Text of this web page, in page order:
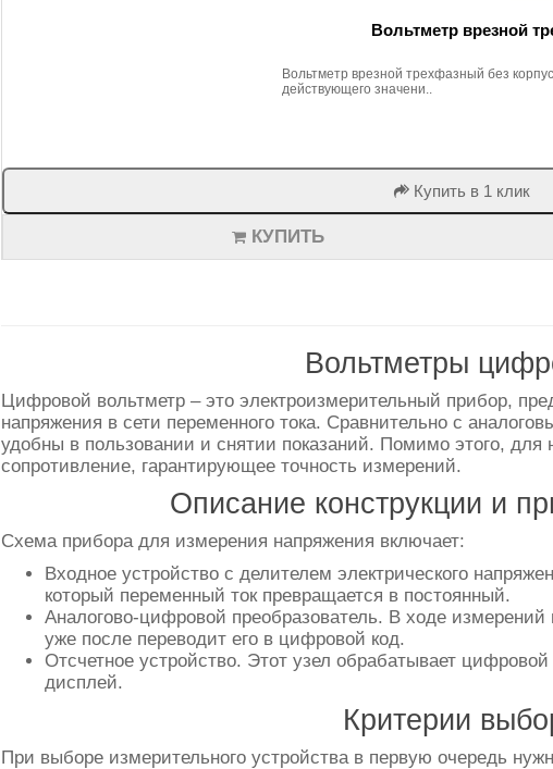
Вольтметр врезной
Вольтметр врезной трехфазный без
действующего значени..
Купить в 1 клик
КУПИТЬ
Вольтметры
Цифровой вольтметр – это электроизмерительный прибор,
напряжения в сети переменного тока. Сравнительно с
удобны в пользовании и снятии показаний. Помимо этого, для
сопротивление, гарантирующее точность измерений.
Описание конструкции и
Схема прибора для измерения напряжения включает:
Входное устройство с делителем электрического
который переменный ток превращается в постоянный.
Аналогово-цифровой преобразователь. В ходе
уже после переводит его в цифровой код.
Отсчетное устройство. Этот узел обрабатывает
дисплей.
Критерии
При выборе измерительного устройства в первую очередь